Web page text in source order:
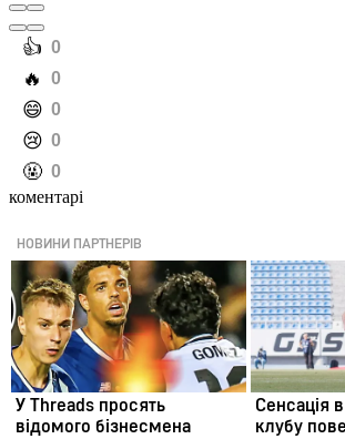
️👍 0
️🔥 0
️😄 0
️😢 0
️🤬 0
коментарі